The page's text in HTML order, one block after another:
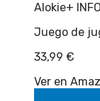
Alokie+ INFO
Juego de
33,99 €
Ver en